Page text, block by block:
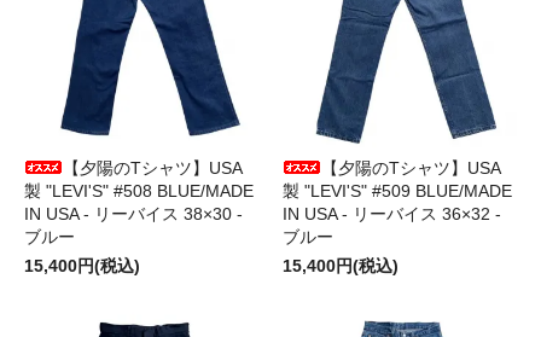
【夕陽のTシャツ】USA
製 "LEVI'S" #508 BLUE/MADE
IN USA - リーバイス 38×30 -
ブルー
15,400円(税込)
【夕陽のTシャツ】USA
製 "LEVI'S" #509 BLUE/MADE
IN USA - リーバイス 36×32 -
ブルー
15,400円(税込)